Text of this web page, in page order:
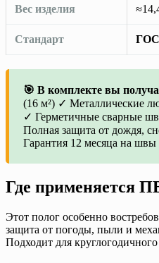
Вес изделия
Стандарт
🎯 В комплекте вы
(16 м²) ✓ Металлические
✓ Герметичные сварные
Полная защита от дождя,
Гарантия 12 месяца на швы
Где применяется
Этот полог особенно
защита от погоды, пыли и
Подходит для